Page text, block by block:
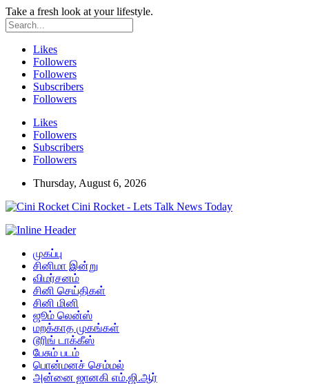
Take a fresh look at your lifestyle.
Likes
Followers
Followers
Subscribers
Followers
Likes
Followers
Subscribers
Followers
Thursday, August 6, 2026
Cini Rocket - Lets Talk News Today
முகப்பு
சினிமா இன்று
விமர்சனம்
சினி செய்திகள்
சினி மினி
ஜூம் லென்ஸ்
மறக்காத முகங்கள்
டூரிங் டாக்கீஸ்
பேசும் படம்
பொன்மனச் செம்மல்
அன்னை ஜானகி எம்.ஜி.ஆர்